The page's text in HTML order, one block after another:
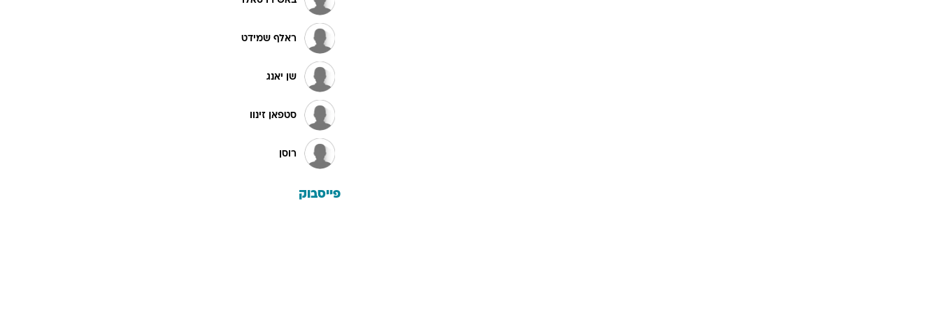
ראלף שמידט
שן יאנג
סטפאן זינוו
רוסן
פייסבוק